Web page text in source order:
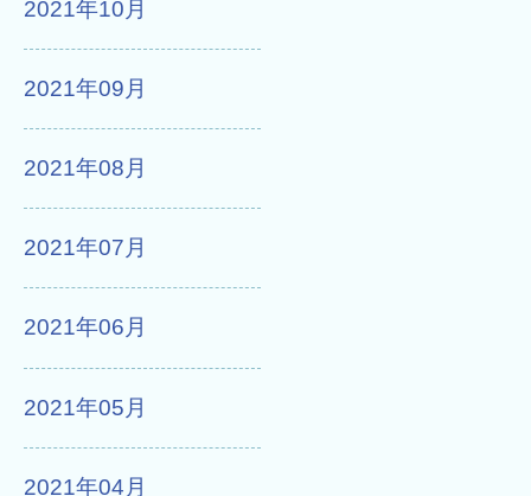
2021年10月
2021年09月
2021年08月
2021年07月
2021年06月
2021年05月
2021年04月